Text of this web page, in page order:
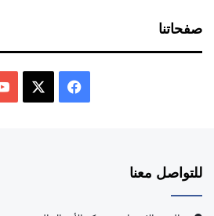
صفحاتنا
و
للتواصل معنا